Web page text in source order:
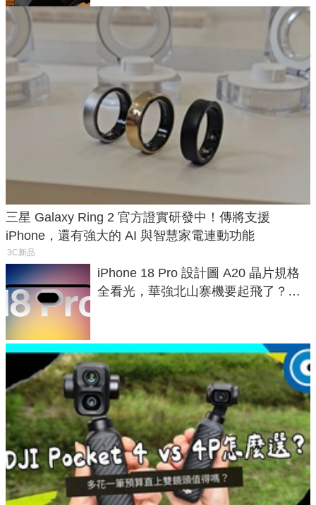
三星 Galaxy Ring 2 官方證實研發中！傳將支援
iPhone，還有強大的 AI 與智慧家電連動功能
3C新品
iPhone 18 Pro 設計圖 A20 晶片規格
全看光，華強北山寨機要起飛了？專